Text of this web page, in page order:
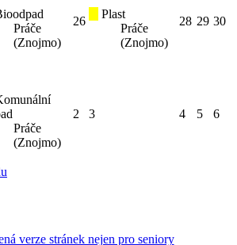
Práče
(Znojmo)
26
Plast
Práče
(Znojmo)
28 29 30
Práče
(Znojmo)
2 3 4 5 6
verze stránek nejen pro seniory